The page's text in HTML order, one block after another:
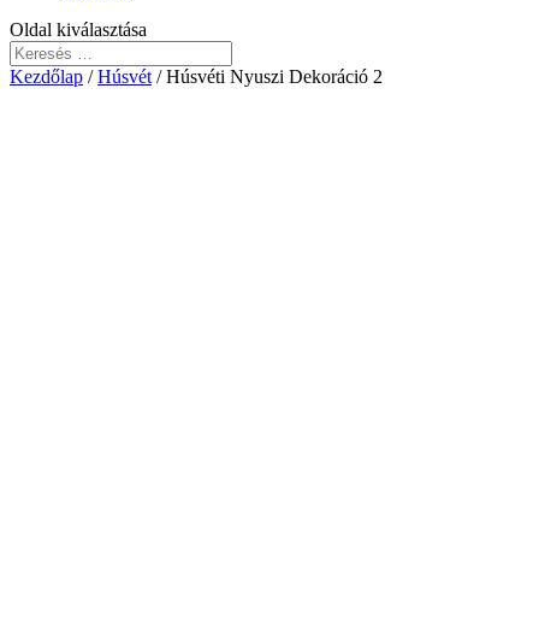
Oldal kiválasztása
Kezdőlap /Húsvét / Húsvéti Nyuszi Dekoráció 2